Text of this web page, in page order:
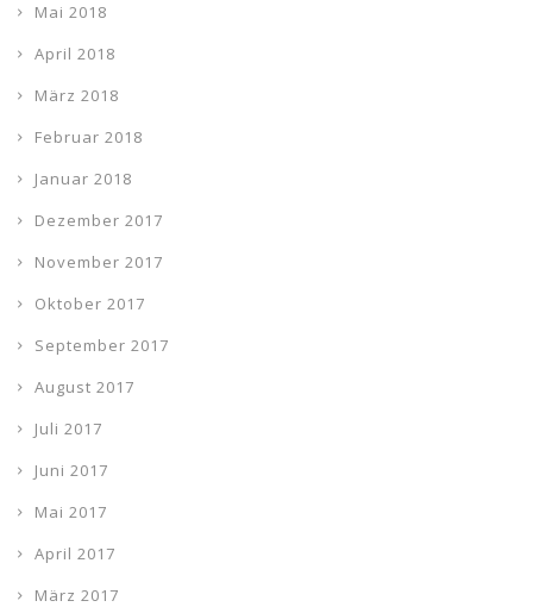
Mai 2018
April 2018
März 2018
Februar 2018
Januar 2018
Dezember 2017
November 2017
Oktober 2017
September 2017
August 2017
Juli 2017
Juni 2017
Mai 2017
April 2017
März 2017